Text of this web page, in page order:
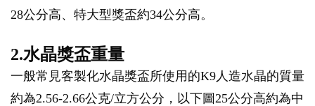
28公分高、特大型獎盃約34公分高。
2.水晶獎盃重量
一般常見客製化水晶獎盃所使用的K9人造水晶的質量
約為2.56-2.66公克/立方公分，以下圖25公分高約為中